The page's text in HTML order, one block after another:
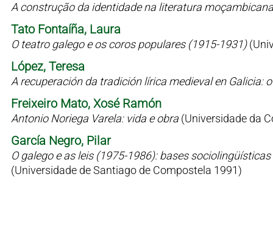
A construção da identidade na literatura
Tato Fontaíña, Laura
O teatro galego e os coros populares (1915-1931)
López, Teresa
A recuperación da tradición lírica medieval en Galicia:
Freixeiro Mato, Xosé Ramón
Antonio Noriega Varela: vida e obra (Universidade da
García Negro, Pilar
O galego e as leis (1975-1986): bases
(Universidade de Santiago de Compostela 1991)